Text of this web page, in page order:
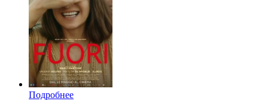
Подробнее